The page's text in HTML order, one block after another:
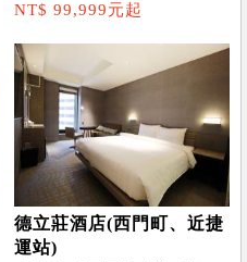
NT$ 99,999元起
德立莊酒店(西門町、近捷
運站)